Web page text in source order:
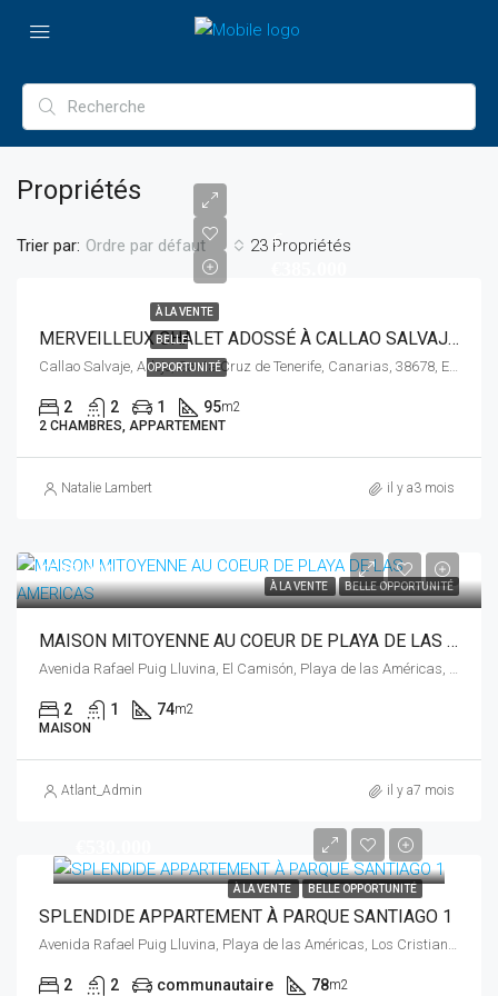
Propriétés
23 Propriétés
Trier par: Ordre par défaut
À LA VENTE
BELLE
OPPORTUNITÉ
€
MERVEILLEUX CHALET ADOSSÉ À CALLAO SALVAJE ADEJE
Callao Salvaje, Adeje, Santa Cruz de Tenerife, Canarias, 38678, España
2 2 1 95m2
2 CHAMBRES, APPARTEMENT
Natalie Lambert il y a3 mois
À LA VENTE BELLE OPPORTUNITÉ
€580.000
MAISON MITOYENNE AU COEUR DE PLAYA DE LAS AMERICAS
Avenida Rafael Puig Lluvina, El Camisón, Playa de las Américas, Los Cristianos, Arona, Santa Cruz de Tenerife, Canarias, 38650, España
2 1 74m2
MAISON
Atlant_Admin il y a7 mois
À LA VENTE BELLE OPPORTUNITÉ
SPLENDIDE APPARTEMENT À PARQUE SANTIAGO 1
2 2 communautaire 78m2